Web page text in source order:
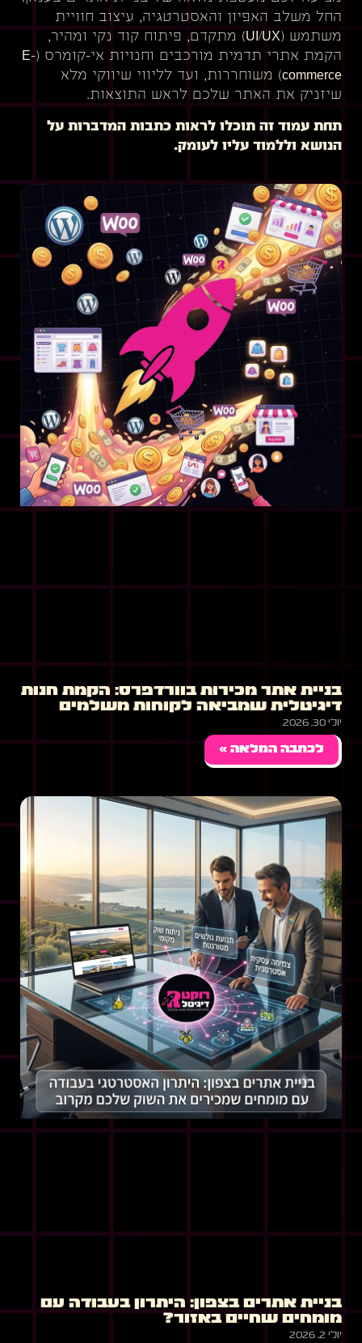
החל משלב האפיון והאסטרטגיה, עיצוב חוויית
משתמש (UI/UX) מתקדם, פיתוח קוד נקי ומהיר,
הקמת אתרי תדמית מורכבים וחנויות אי-קומרס (E-
commerce) משוחררות, ועד לליווי שיווקי מלא
שיזניק את האתר שלכם לראש התוצאות.
תחת עמוד זה תוכלו לראות כתבות המדברות על
הנושא וללמוד עליו לעומק.
בניית אתר מכירות בוורדפרס: הקמת חנות
דיגיטלית שמביאה לקוחות משלמים
יולי 30, 2026
לכתבה המלאה »
בניית אתרים בצפון: היתרון בעבודה עם
מומחים שחיים באזור?
יולי 2, 2026